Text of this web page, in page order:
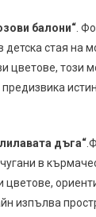
балони“.
стая на
цветове, този
дъга“
в
цветове,
изпълва